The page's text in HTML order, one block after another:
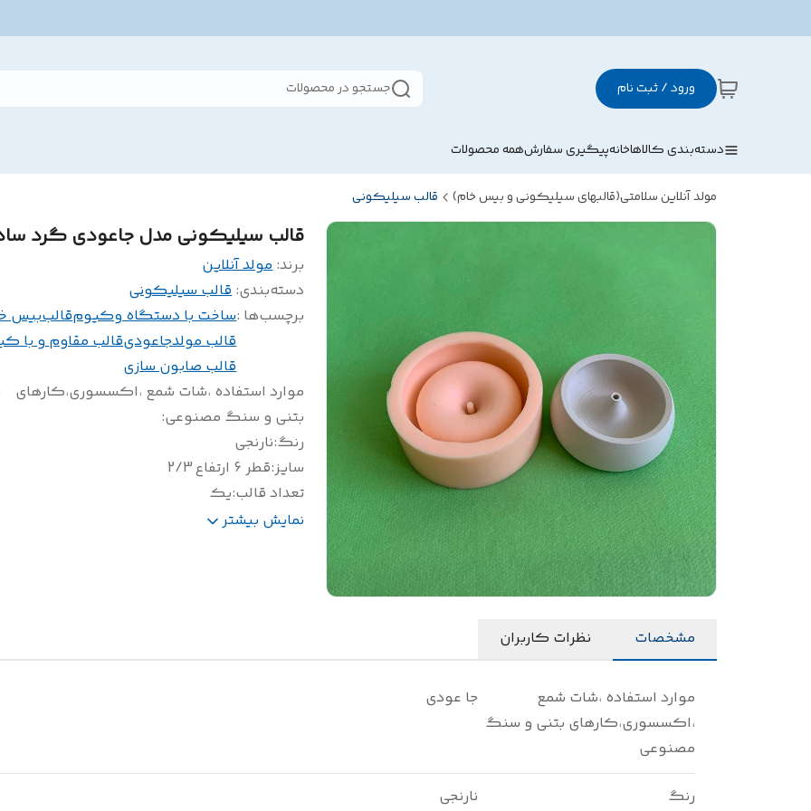
ورود / ثبت نام جستجو در محصولات
دسته‌بندی کالاهاخانهپیگیری سفارشهمه محصولات
مولد آنلاین سلامتی(قالبهای سیلیکونی و بیس خام) قالب سیلیکونی
قالب سیلیکونی مدل جاعودی گرد
برند:مولد آنلاین
دسته‌بندی:قالب سیلیکونی
برچسب‌ها :ساخت با دستگاه وکیومقالببیس
قالب مولدجاعودیقالب مقاوم و با
قالب صابون سازی
موارد استفاده ،شات شمع ،اکسسوری،کارهای
بتنی و سنگ مصنوعی:
رنگ:نارنجی
سایز:قطر 6 ارتفاع 2/3
تعداد قالب:یک
وزن:100 گرم
نمایش بیشتر
مشخصات نظرات کاربران
موارد استفاده ،شات شمع
،اکسسوری،کارهای بتنی و سنگ
مصنوعی
جا عودی
رنگ نارنجی